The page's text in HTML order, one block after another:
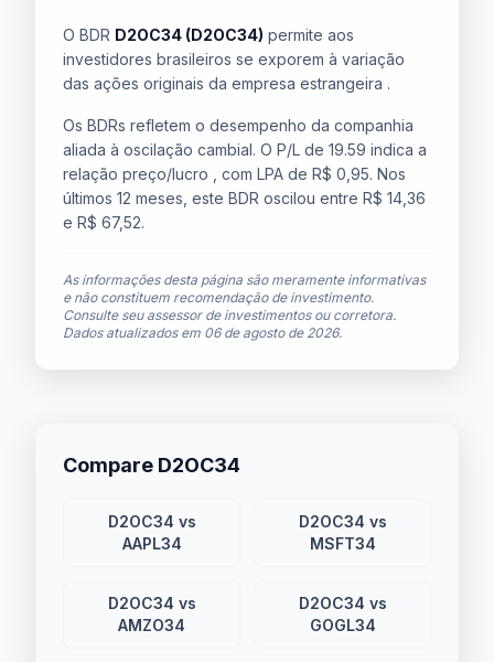
O BDR D2OC34 (D2OC34) permite aos
investidores brasileiros se exporem à variação
das ações originais da empresa estrangeira .
Os BDRs refletem o desempenho da companhia
aliada à oscilação cambial. O P/L de 19.59 indica a
relação preço/lucro , com LPA de R$ 0,95. Nos
últimos 12 meses, este BDR oscilou entre R$ 14,36
e R$ 67,52.
As informações desta página são meramente informativas
e não constituem recomendação de investimento.
Consulte seu assessor de investimentos ou corretora.
Dados atualizados em 06 de agosto de 2026.
Compare D2OC34
D2OC34 vs
AAPL34
D2OC34 vs
MSFT34
D2OC34 vs
AMZO34
D2OC34 vs
GOGL34